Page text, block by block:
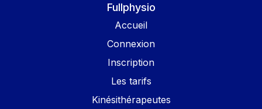
Fullphysio
Accueil
Connexion
Inscription
Les tarifs
Kinésithérapeutes